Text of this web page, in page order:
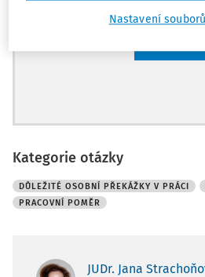
Kategorie otázky
DŮLEŽITÉ OSOBNÍ PŘEKÁŽKY V PRÁCI
PRACOVNÍ POMĚR
JUDr. Jana
Nastavení